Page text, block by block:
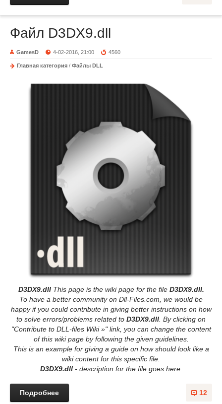
Файл D3DX9.dll
GamesD 4-02-2016, 21:00 4560
Главная категория / Файлы DLL
D3DX9.dllThis page is the wiki page for the file D3DX9.dll.
To have a better community on Dll-Files.com, we would be
happy if you could contribute in giving better instructions on how
to solve errors/problems related to D3DX9.dll . By clicking on
"Contribute to DLL-files Wiki »" link, you can change the content
of this wiki page by following the given guidelines.
This is an example for giving a guide on how should look like a
wiki content for this specific file.
D3DX9.dll- description for the file goes here.
12
Подробнее